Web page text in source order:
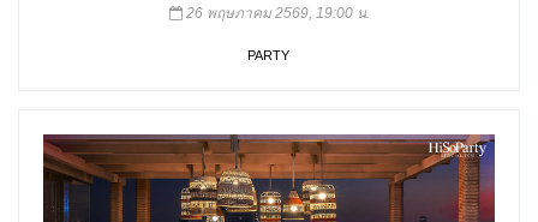
26 พฤษภาคม 2569, 19:00 น.
PARTY